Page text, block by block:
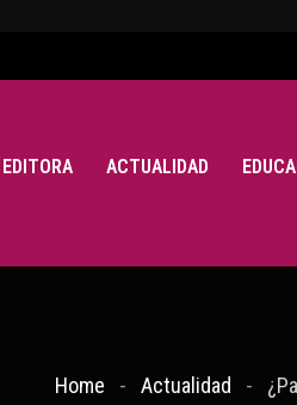
EDITORA ACTUALIDAD
Home Actualidad